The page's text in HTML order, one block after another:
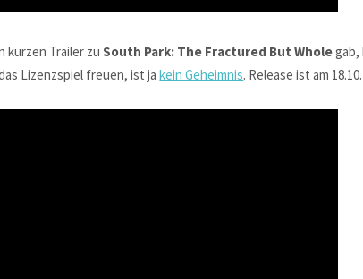
kurzen Trailer zuSouth Park: The Fractured But Wholegab,
Lizenzspiel freuen, ist jakein Geheimnis. Release ist am 18.10.